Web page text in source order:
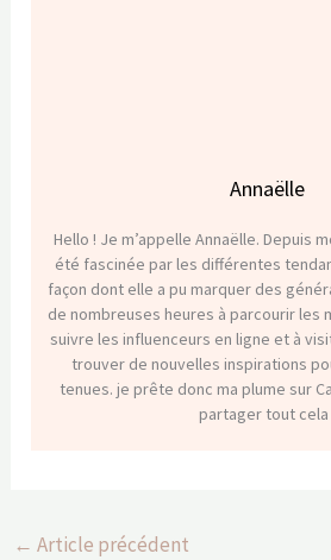
Annaëlle
Hello ! Je m’appelle Annaëlle. Depuis
été fascinée par les différentes
façon dont elle a pu marquer des
de nombreuses heures à parcourir les
suivre les influenceurs en ligne et à
trouver de nouvelles inspirations
tenues. je prête donc ma plume sur
partager tout cela
← Article précédent